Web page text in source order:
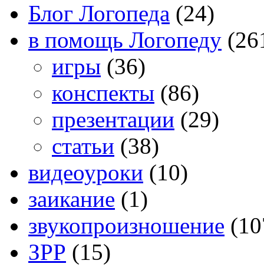
Блог Логопеда (24)
в помощь Логопеду
игры (36)
конспекты (86)
презентации (29)
статьи (38)
видеоуроки (10)
заикание (1)
звукопроизношение
ЗРР (15)